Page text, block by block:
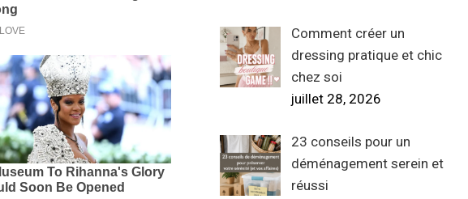
Comment créer un
dressing pratique et chic
chez soi
juillet 28, 2026
23 conseils pour un
déménagement serein et
réussi